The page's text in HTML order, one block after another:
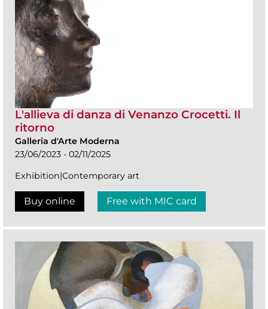
L'allieva di danza di Venanzo Crocetti. Il
ritorno
Galleria d'Arte Moderna
23/06/2023 - 02/11/2025
Exhibition|Contemporary art
Buy online Free with MIC card